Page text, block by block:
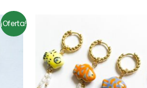
¡Oferta!